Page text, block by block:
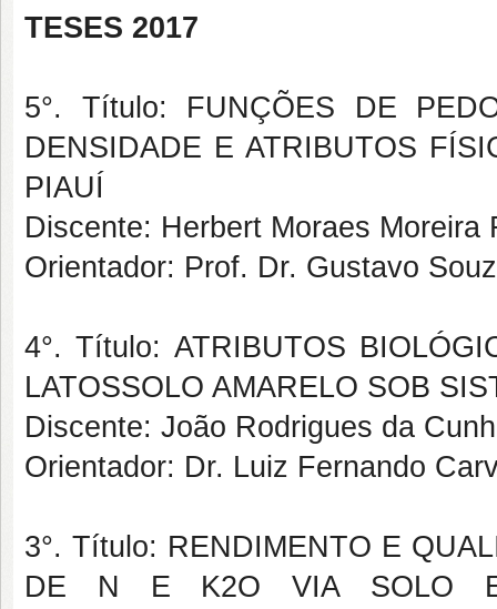
TESES 2017
5°. Título: FUNÇÕES DE
DENSIDADE E ATRIBUTOS
PIAUÍ
Discente: Herbert Moraes Moreira
Orientador: Prof. Dr. Gustavo
4°. Título: ATRIBUTOS
LATOSSOLO AMARELO SOB
Discente: João Rodrigues da
Orientador: Dr. Luiz Fernando
3°. Título: RENDIMENTO E
DE N E K2O VIA SOLO E